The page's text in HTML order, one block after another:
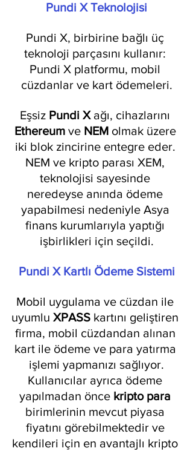
Pundi X Teknolojisi
Pundi X, birbirine bağlı üç
teknoloji parçasını kullanır:
Pundi X platformu, mobil
cüzdanlar ve kart ödemeleri.
Eşsiz Pundi X ağı, cihazlarını
Ethereum ve NEM olmak üzere
iki blok zincirine entegre eder.
NEM ve kripto parası XEM,
teknolojisi sayesinde
neredeyse anında ödeme
yapabilmesi nedeniyle Asya
finans kurumlarıyla yaptığı
işbirlikleri için seçildi.
Pundi X Kartlı Ödeme Sistemi
Mobil uygulama ve cüzdan ile
uyumlu XPASS kartını geliştiren
firma, mobil cüzdandan alınan
kart ile ödeme ve para yatırma
işlemi yapmanızı sağlıyor.
Kullanıcılar ayrıca ödeme
yapılmadan önce kripto para
birimlerinin mevcut piyasa
fiyatını görebilmektedir ve
kendileri için en avantajlı kripto